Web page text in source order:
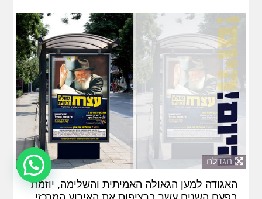
הגדלה
האגודה למען הגאולה האמיתית והשלימה, יוזמת